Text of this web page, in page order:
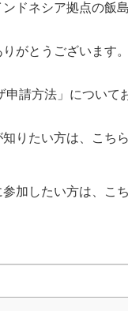
ドネシア拠点の飯
がとうございます。
請方法」について
りたい方は、こち
加したい方は、こ